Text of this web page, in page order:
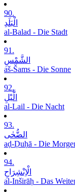
90.
الْبَلَدِ
al-Balad - Die Stadt
91.
الشَّمْسِ
aš-Šams - Die Sonne
92.
الَّیْلِ
al-Lail - Die Nacht
93.
الضُّحٰی
aḍ-Ḍuḥā - Die
94.
الْاِنْشِرَاحِ
al-Inširāḥ - Das